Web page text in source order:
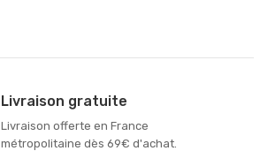
Livraison gratuite
Livraison offerte en France
métropolitaine dès 69€ d'achat.